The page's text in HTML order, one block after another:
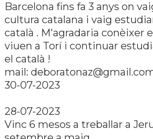
Barcelona fins fa 3 anys on
cultura catalana i vaig
català . M'agradaria conèixer
viuen a Torí­ i continuar
el català !
mail:
30-07-2023
28-07-2023
Vinc 6 mesos a treballar a